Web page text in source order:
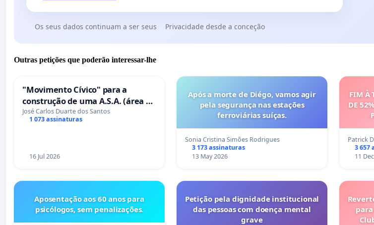
Os seus dados continuam a ser seus Privacidade desde a conceção
Outras petições que poderão interessar-lhe
"Movimento Cívico" para a
construção de uma A.S.A. (área de
serviços para autocaravanas) em
Coimbra
José Carlos Duarte dos Santos
1 073 assinaturas
16 Jul 2026
Após a morte de Diégo, vamos agir
pela segurança nas estações
ferroviárias suíças.
Sonia Cristina Simões Rodrigues
3 173 assinaturas
13 May 2026
FIM À
DE
Patrick
3 657
11
Aposentação aos 60 anos para
psicólogos, sem penalizações.
Petição pela dignidade institucional
das pessoas com doença mental
grave